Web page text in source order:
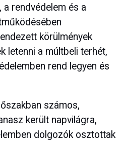
rendvédelem és a
körülmények
letenni a múltbeli terhét,
rend legyen és
számos,
került napvilágra,
dolgozók osztottak